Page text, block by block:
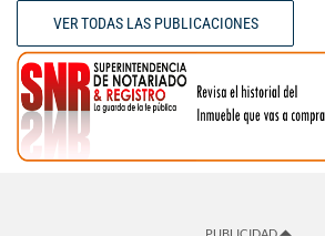
VER TODAS LAS PUBLICACIONES